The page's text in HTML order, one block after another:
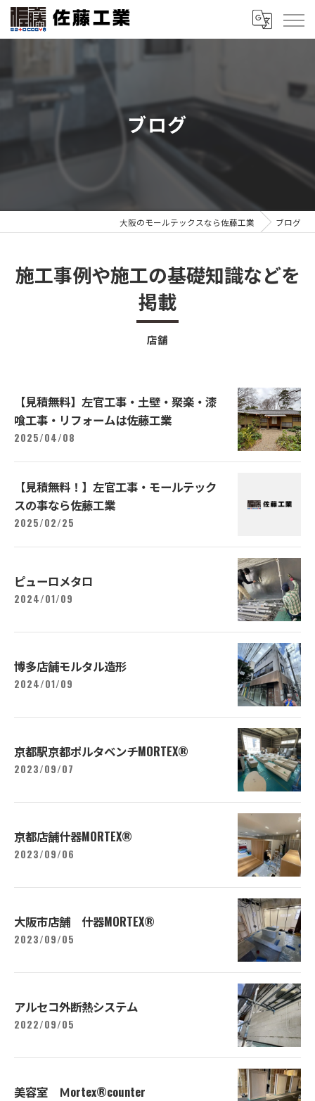
ブログ
大阪のモールテックスなら佐藤工業 ブログ
施工事例や施工の基礎知識などを
掲載
店舗
【見積無料】左官工事・土壁・聚楽・漆
喰工事・リフォームは佐藤工業
2025/04/08
【見積無料！】左官工事・モールテック
スの事なら佐藤工業
2025/02/25
ピューロメタロ
2024/01/09
博多店舗モルタル造形
2024/01/09
京都駅京都ポルタベンチMORTEX®︎
2023/09/07
京都店舗什器MORTEX®︎
2023/09/06
大阪市店舗 什器MORTEX®︎
2023/09/05
アルセコ外断熱システム
2022/09/05
美容室 Ｍortex®︎counter